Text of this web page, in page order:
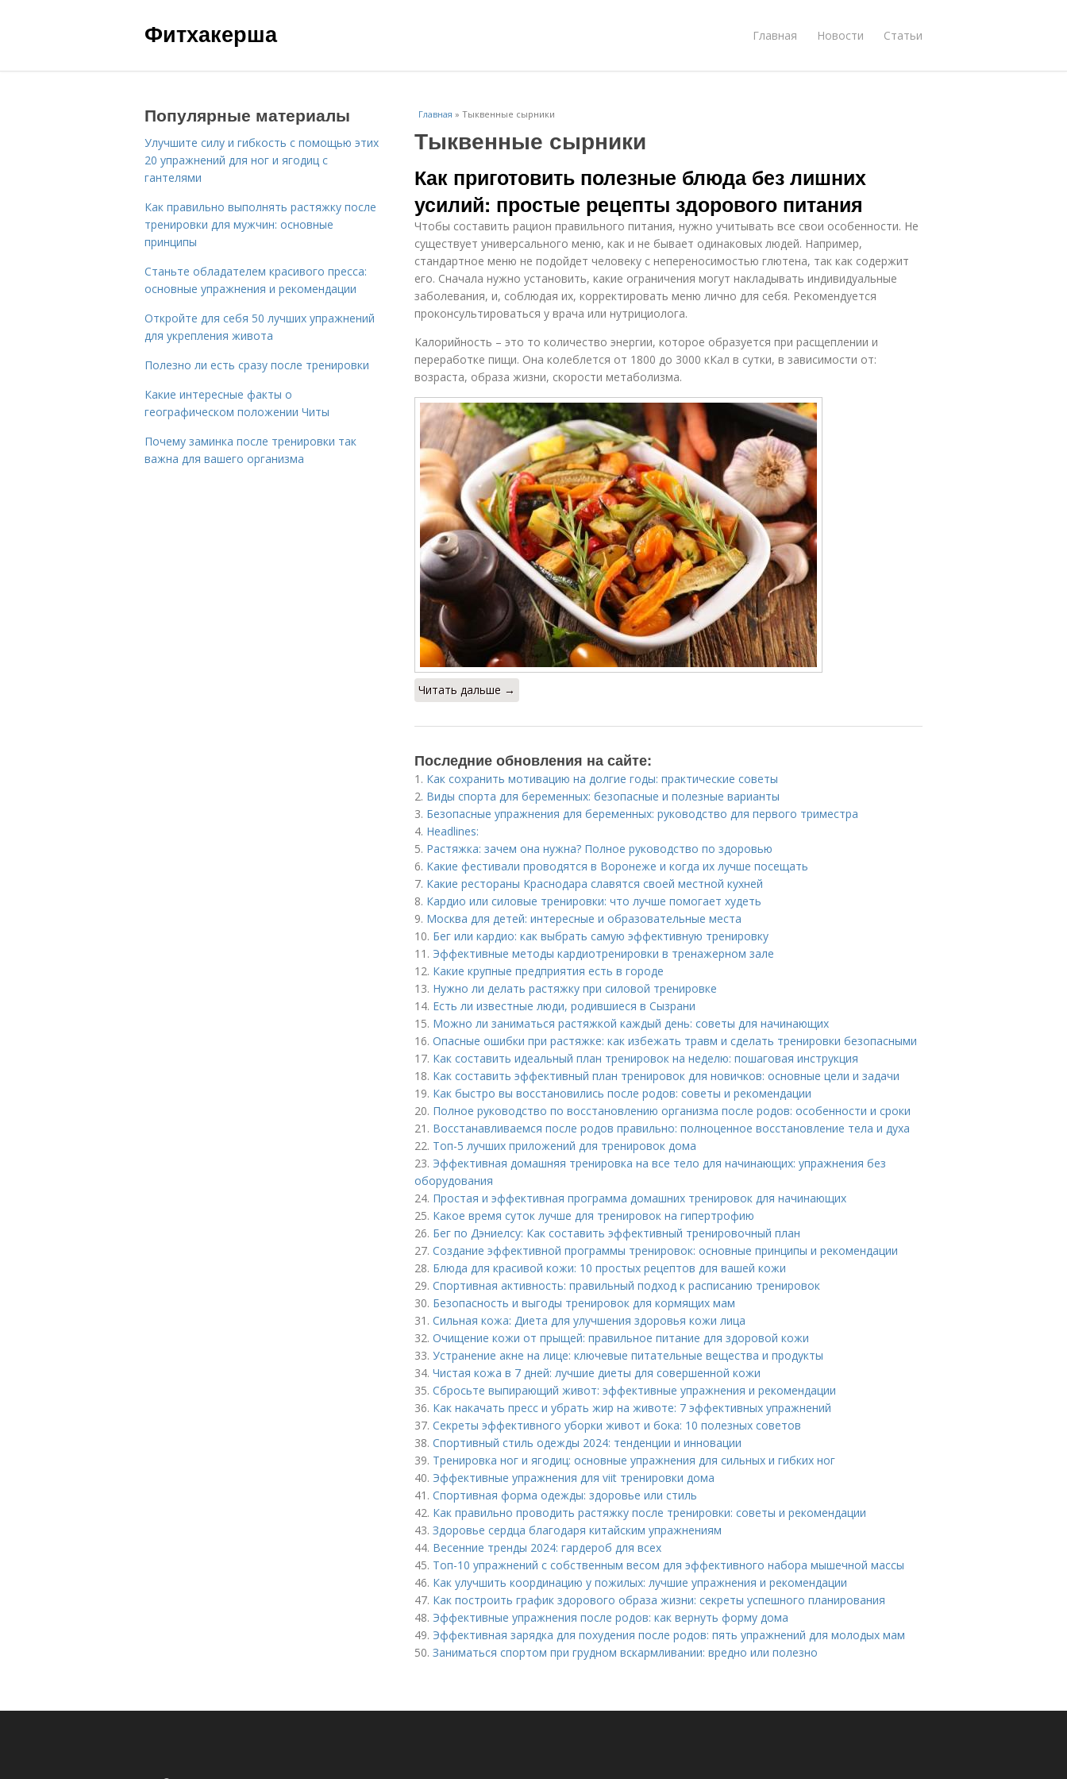
Фитхакерша Главная Новости Статьи
Главная » Тыквенные сырники
Тыквенные сырники
Как приготовить полезные блюда без лишних
усилий: простые рецепты здорового питания
Чтобы составить рацион правильного питания, нужно учитывать все свои особенности. Не
существует универсального меню, как и не бывает одинаковых людей. Например,
стандартное меню не подойдет человеку с непереносимостью глютена, так как содержит
его. Сначала нужно установить, какие ограничения могут накладывать индивидуальные
заболевания, и, соблюдая их, корректировать меню лично для себя. Рекомендуется
проконсультироваться у врача или нутрициолога.
Калорийность – это то количество энергии, которое образуется при расщеплении и
переработке пищи. Она колеблется от 1800 до 3000 кКал в сутки, в зависимости от:
возраста, образа жизни, скорости метаболизма.
Читать дальше →
Последние обновления на сайте:
1. Как сохранить мотивацию на долгие годы: практические советы
2. Виды спорта для беременных: безопасные и полезные варианты
3. Безопасные упражнения для беременных: руководство для первого триместра
4. Headlines:
5. Растяжка: зачем она нужна? Полное руководство по здоровью
6. Какие фестивали проводятся в Воронеже и когда их лучше посещать
7. Какие рестораны Краснодара славятся своей местной кухней
8. Кардио или силовые тренировки: что лучше помогает худеть
9. Москва для детей: интересные и образовательные места
10. Бег или кардио: как выбрать самую эффективную тренировку
11. Эффективные методы кардиотренировки в тренажерном зале
12. Какие крупные предприятия есть в городе
13. Нужно ли делать растяжку при силовой тренировке
14. Есть ли известные люди, родившиеся в Сызрани
15. Можно ли заниматься растяжкой каждый день: советы для начинающих
16. Опасные ошибки при растяжке: как избежать травм и сделать тренировки безопасными
17. Как составить идеальный план тренировок на неделю: пошаговая инструкция
18. Как составить эффективный план тренировок для новичков: основные цели и задачи
19. Как быстро вы восстановились после родов: советы и рекомендации
20. Полное руководство по восстановлению организма после родов: особенности и сроки
21. Восстанавливаемся после родов правильно: полноценное восстановление тела и духа
22. Топ-5 лучших приложений для тренировок дома
23. Эффективная домашняя тренировка на все тело для начинающих: упражнения без
оборудования
24. Простая и эффективная программа домашних тренировок для начинающих
25. Какое время суток лучше для тренировок на гипертрофию
26. Бег по Дэниелсу: Как составить эффективный тренировочный план
27. Создание эффективной программы тренировок: основные принципы и рекомендации
28. Блюда для красивой кожи: 10 простых рецептов для вашей кожи
29. Спортивная активность: правильный подход к расписанию тренировок
30. Безопасность и выгоды тренировок для кормящих мам
31. Сильная кожа: Диета для улучшения здоровья кожи лица
32. Очищение кожи от прыщей: правильное питание для здоровой кожи
33. Устранение акне на лице: ключевые питательные вещества и продукты
34. Чистая кожа в 7 дней: лучшие диеты для совершенной кожи
35. Сбросьте выпирающий живот: эффективные упражнения и рекомендации
36. Как накачать пресс и убрать жир на животе: 7 эффективных упражнений
37. Секреты эффективного уборки живот и бока: 10 полезных советов
38. Спортивный стиль одежды 2024: тенденции и инновации
39. Тренировка ног и ягодиц: основные упражнения для сильных и гибких ног
40. Эффективные упражнения для viit тренировки дома
41. Спортивная форма одежды: здоровье или стиль
42. Как правильно проводить растяжку после тренировки: советы и рекомендации
43. Здоровье сердца благодаря китайским упражнениям
44. Весенние тренды 2024: гардероб для всех
45. Топ-10 упражнений с собственным весом для эффективного набора мышечной массы
46. Как улучшить координацию у пожилых: лучшие упражнения и рекомендации
47. Как построить график здорового образа жизни: секреты успешного планирования
48. Эффективные упражнения после родов: как вернуть форму дома
49. Эффективная зарядка для похудения после родов: пять упражнений для молодых мам
50. Заниматься спортом при грудном вскармливании: вредно или полезно
Популярные материалы
Улучшите силу и гибкость с помощью этих
20 упражнений для ног и ягодиц с
гантелями
Как правильно выполнять растяжку после
тренировки для мужчин: основные
принципы
Станьте обладателем красивого пресса:
основные упражнения и рекомендации
Откройте для себя 50 лучших упражнений
для укрепления живота
Полезно ли есть сразу после тренировки
Какие интересные факты о
географическом положении Читы
Почему заминка после тренировки так
важна для вашего организма